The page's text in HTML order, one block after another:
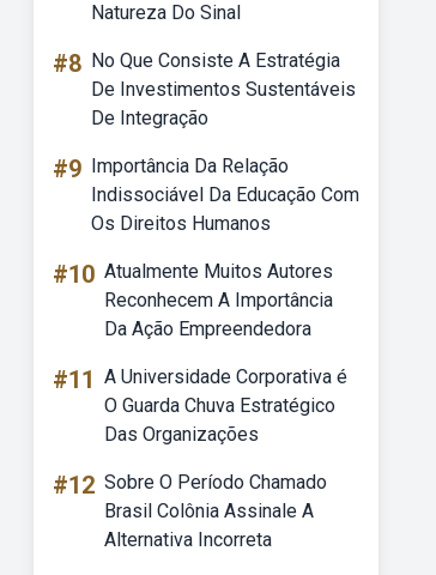
Natureza Do Sinal
#8 No Que Consiste A Estratégia
De Investimentos Sustentáveis
De Integração
#9 Importância Da Relação
Indissociável Da Educação Com
Os Direitos Humanos
#10 Atualmente Muitos Autores
Reconhecem A Importância
Da Ação Empreendedora
#11 A Universidade Corporativa é
O Guarda Chuva Estratégico
Das Organizações
#12 Sobre O Período Chamado
Brasil Colônia Assinale A
Alternativa Incorreta